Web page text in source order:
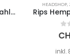
5x Silver Screens Stahlsiebe 20mm
HEADSHOP,
0
inkl.